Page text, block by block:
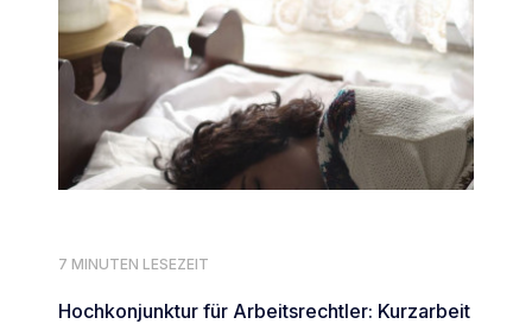
7 MINUTEN LESEZEIT
Hochkonjunktur für Arbeitsrechtler: Kurzarbeit